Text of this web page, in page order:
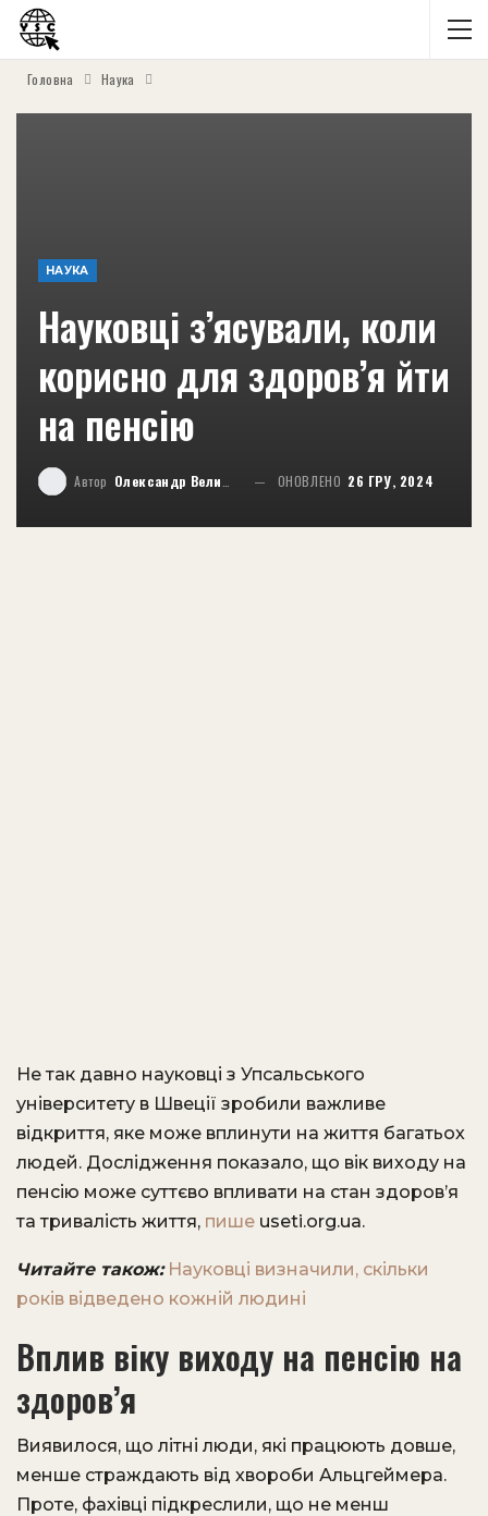
Головна Наука
НАУКА
Науковці з’ясували, коли
корисно для здоров’я йти
на пенсію
Автор Олександр Великий ОНОВЛЕНО 26 ГРУ, 2024
Не так давно науковці з Упсальського
університету в Швеції зробили важливе
відкриття, яке може вплинути на життя багатьох
людей. Дослідження показало, що вік виходу на
пенсію може суттєво впливати на стан здоров’я
та тривалість життя, пише useti.org.ua.
Читайте також: Науковці визначили, скільки
років відведено кожній людині
Вплив віку виходу на пенсію на
здоров’я
Виявилося, що літні люди, які працюють довше,
менше страждають від хвороби Альцгеймера.
Проте, фахівці підкреслили, що не менш